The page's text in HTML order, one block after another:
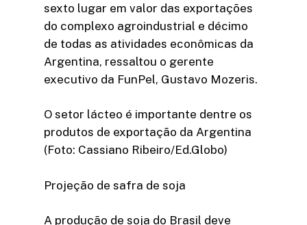
sexto lugar em valor das exportações
do complexo agroindustrial e décimo
de todas as atividades econômicas da
Argentina, ressaltou o gerente
executivo da FunPel, Gustavo Mozeris.
O setor lácteo é importante dentre os
produtos de exportação da Argentina
(Foto: Cassiano Ribeiro/Ed.Globo)
Projeção de safra de soja
A produção de soja do Brasil deve